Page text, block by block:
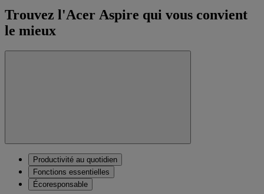
Trouvez l'Acer Aspire qui vous convient
le mieux
Productivité au quotidien
Fonctions essentielles
Écoresponsable